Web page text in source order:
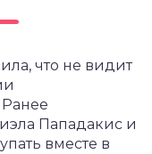
что не видит
Пападакис и
вместе в